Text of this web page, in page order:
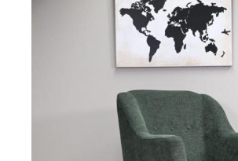
LISÄTIETOJA